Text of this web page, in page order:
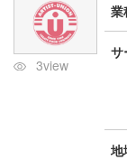
3view
業
サ
地